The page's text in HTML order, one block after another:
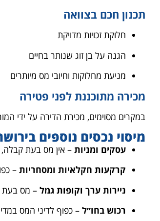
תכנון חכם בצוואה
חלוקת זכויות מדויקת
הגנה על בן זוג שנותר בחיים
מניעת מחלוקות וחיובי מס מיותרים
מכירה מתוכננת לפני פטירה
במקרים מסוימים, מכירת הדירה על ידי
מיסוי נכסים נוספים
עסקים ומניות – אין מס בעת קבלה,
קרקעות חקלאיות ומסחריות –
ניירות ערך וקופות גמל – מס בעת
רכוש בחו״ל – כפוף לדיני המס